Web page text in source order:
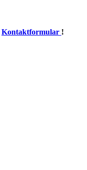
Kontaktformular !